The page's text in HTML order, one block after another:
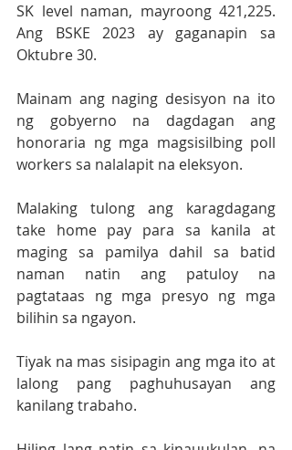
SK level naman, mayroong 421,225.
Ang BSKE 2023 ay gaganapin sa
Oktubre 30.
Mainam ang naging desisyon na ito
ng gobyerno na dagdagan ang
honoraria ng mga magsisilbing poll
workers sa nalalapit na eleksyon.
Malaking tulong ang karagdagang
take home pay para sa kanila at
maging sa pamilya dahil sa batid
naman natin ang patuloy na
pagtataas ng mga presyo ng mga
bilihin sa ngayon.
Tiyak na mas sisipagin ang mga ito at
lalong pang paghuhusayan ang
kanilang trabaho.